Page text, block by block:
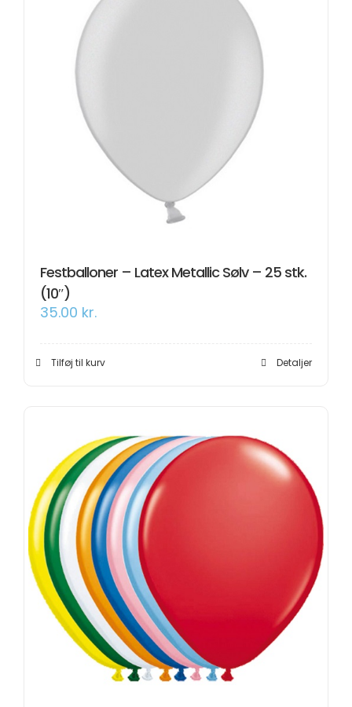
Festballoner – Latex Metallic Sølv – 25 stk.
(10″)
35.00 kr.
Tilføj til kurv Detaljer